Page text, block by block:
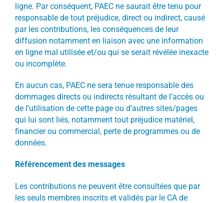
ligne. Par conséquent, PAEC ne saurait être tenu pour
responsable de tout préjudice, direct ou indirect, causé
par les contributions, les conséquences de leur
diffusion notamment en liaison avec une information
en ligne mal utilisée et/ou qui se serait révélée inexacte
ou incomplète.
En aucun cas, PAEC ne sera tenue responsable des
dommages directs ou indirects résultant de l’accès ou
de l’utilisation de cette page ou d’autres sites/pages
qui lui sont liés, notamment tout préjudice matériel,
financier ou commercial, perte de programmes ou de
données.
Référencement des messages
Les contributions ne peuvent être consultées que par
les seuls membres inscrits et validés par le CA de